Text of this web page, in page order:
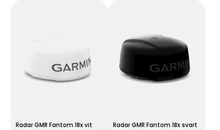
Radar GMR Fantom 18x vit Radar GMR Fantom 18x svart